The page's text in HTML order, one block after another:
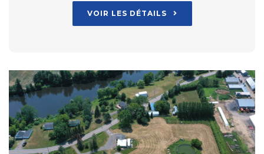
VOIR LES DÉTAILS